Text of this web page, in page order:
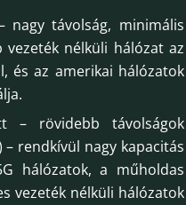
nagy távolság, minimális
vezeték nélküli hálózat az
és az amerikai hálózatok
– rövidebb távolságok
rendkívül nagy kapacitás
hálózatok, a műholdas
vezeték nélküli hálózatok